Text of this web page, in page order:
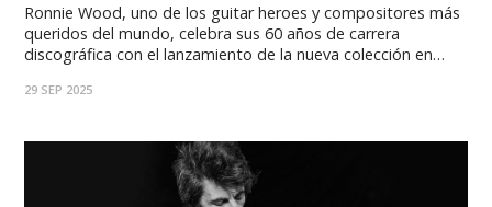
Ronnie Wood, uno de los guitar heroes y compositores más
queridos del mundo, celebra sus 60 años de carrera
discográfica con el lanzamiento de la nueva colección en
antología, cuidadosamente seleccionada, incluye canciones
29 SEP 2025